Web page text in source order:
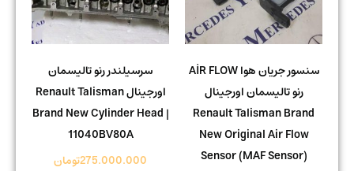
سنسور جریان هوا AİR FLOW
رنو تالیسمان اورجینال
Renault Talisman Brand
New Original Air Flow
Sensor (MAF Sensor)
سرسیلندر رنو تالیسمان
اورجینال Renault Talisman
Brand New Cylinder Head |
11040BV80A
275.000.000تومان